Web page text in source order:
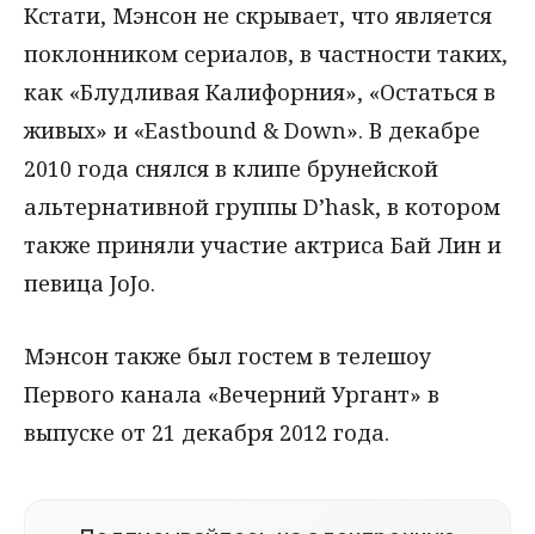
Кстати, Мэнсон не скрывает, что является
поклонником сериалов, в частности таких,
как «Блудливая Калифорния», «Остаться в
живых» и «Eastbound & Down». В декабре
2010 года снялся в клипе брунейской
альтернативной группы D’hask, в котором
также приняли участие актриса Бай Лин и
певица JoJo.
Мэнсон также был гостем в телешоу
Первого канала «Вечерний Ургант» в
выпуске от 21 декабря 2012 года.